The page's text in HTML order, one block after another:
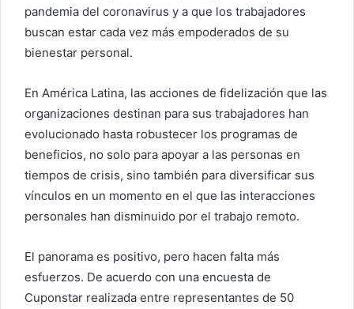
pandemia del coronavirus y a que los trabajadores
buscan estar cada vez más empoderados de su
bienestar personal.
En América Latina, las acciones de fidelización que las
organizaciones destinan para sus trabajadores han
evolucionado hasta robustecer los programas de
beneficios, no solo para apoyar a las personas en
tiempos de crisis, sino también para diversificar sus
vínculos en un momento en el que las interacciones
personales han disminuido por el trabajo remoto.
El panorama es positivo, pero hacen falta más
esfuerzos. De acuerdo con una encuesta de
Cuponstar realizada entre representantes de 50